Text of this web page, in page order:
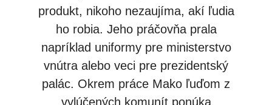
produkt, nikoho nezaujíma, akí ľudia
ho robia. Jeho práčovňa prala
napríklad uniformy pre ministerstvo
vnútra alebo veci pre prezidentský
palác. Okrem práce Mako ľuďom z
vylúčených komunít ponúka